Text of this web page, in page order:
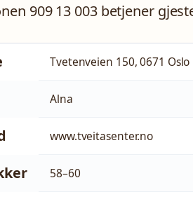
909 13 003 betjener
Tvetenveien 150, 0671 Oslo
Alna
www.tveitasenter.no
58–60